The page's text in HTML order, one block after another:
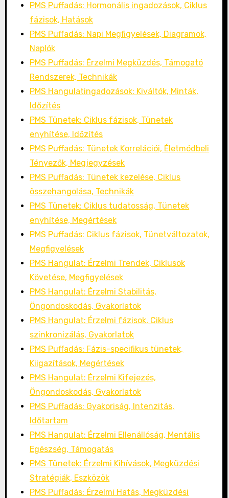
PMS Puffadás: Hormonális ingadozások, Ciklus
fázisok, Hatások
PMS Puffadás: Napi Megfigyelések, Diagramok,
Naplók
PMS Puffadás: Érzelmi Megküzdés, Támogató
Rendszerek, Technikák
PMS Hangulatingadozások: Kiváltók, Minták,
Időzítés
PMS Tünetek: Ciklus fázisok, Tünetek
enyhítése, Időzítés
PMS Puffadás: Tünetek Korrelációi, Életmódbeli
Tényezők, Megjegyzések
PMS Puffadás: Tünetek kezelése, Ciklus
összehangolása, Technikák
PMS Tünetek: Ciklus tudatosság, Tünetek
enyhítése, Megértések
PMS Puffadás: Ciklus fázisok, Tünetváltozatok,
Megfigyelések
PMS Hangulat: Érzelmi Trendek, Ciklusok
Követése, Megfigyelések
PMS Hangulat: Érzelmi Stabilitás,
Öngondoskodás, Gyakorlatok
PMS Hangulat: Érzelmi fázisok, Ciklus
szinkronizálás, Gyakorlatok
PMS Puffadás: Fázis-specifikus tünetek,
Kiigazítások, Megértések
PMS Hangulat: Érzelmi Kifejezés,
Öngondoskodás, Gyakorlatok
PMS Puffadás: Gyakoriság, Intenzitás,
Időtartam
PMS Hangulat: Érzelmi Ellenállóság, Mentális
Egészség, Támogatás
PMS Tünetek: Érzelmi Kihívások, Megküzdési
Stratégiák, Eszközök
PMS Puffadás: Érzelmi Hatás, Megküzdési